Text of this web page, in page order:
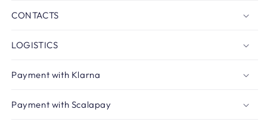
CONTACTS
LOGISTICS
Payment with Klarna
Payment with Scalapay